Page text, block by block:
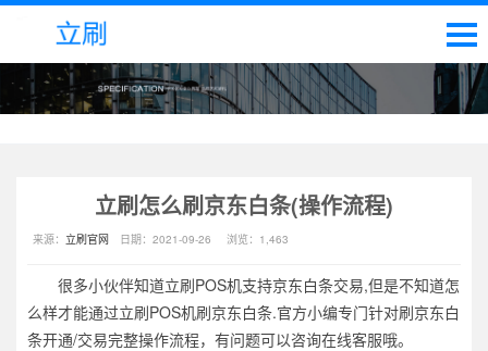
立刷怎么刷京东白条(操作流程)
来源： 立刷官网 日期： 2021-09-26 浏览： 1,463
很多小伙伴知道立刷POS机支持京东白条交易,但是不知道怎
么样才能通过立刷POS机刷京东白条.官方小编专门针对刷京东白
条开通/交易完整操作流程，有问题可以咨询在线客服哦。